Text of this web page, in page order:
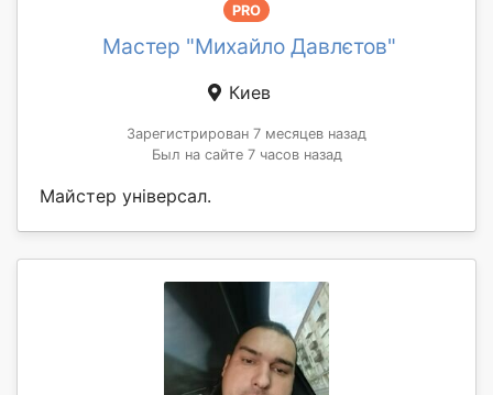
PRO
Мастер "Михайло Давлєтов"
Киев
Зарегистрирован 7 месяцев назад
Был на сайте 7 часов назад
Майстер універсал.